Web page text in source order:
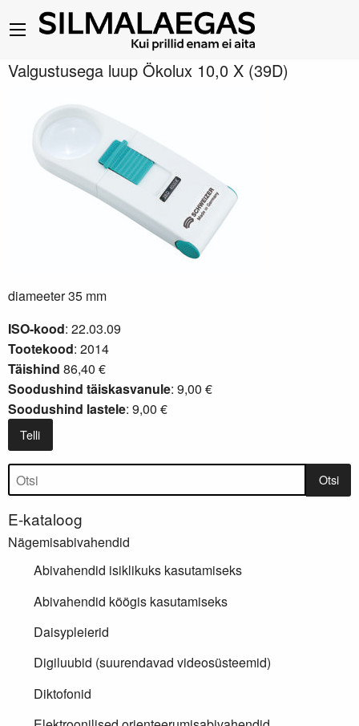
Valgustusega luup Ökolux 10,0 X (39D)
diameeter 35 mm
ISO-kood: 22.03.09
Tootekood: 2014
Täishind 86,40 €
Soodushind täiskasvanule: 9,00 €
Soodushind lastele: 9,00 €
Telli
Tootepuu Otsi
E-kataloog
Nägemisabivahendid
Abivahendid isiklikuks kasutamiseks
Abivahendid köögis kasutamiseks
Daisypleierid
Digiluubid (suurendavad videosüsteemid)
Diktofonid